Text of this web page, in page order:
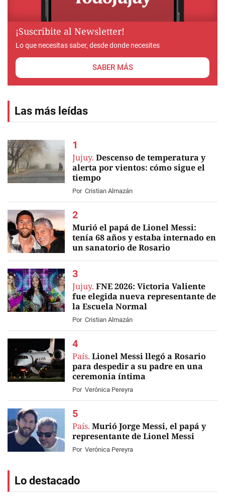
¡Suscribite al Newsletter!
Lo que necesitas saber, desde donde necesites
SABER MÁS
Las más leídas
Jujuy. Descenso de temperatura y
alerta por vientos: cómo sigue el
tiempo
Por Cristian Almazán
EN VIVO
Murió el papá de Lionel Messi:
tenía 68 años y estaba internado en
un sanatorio de Rosario
Jujuy. FNE 2026: Victoria Valiente
fue elegida nueva representante de
la Escuela Normal
Por Cristian Almazán
País. Lionel Messi llegó a Rosario
para despedir a su padre en una
ceremonia íntima
Por Verónica Pereyra
País. Murió Jorge Messi, el papá y
representante de Lionel Messi
Por Verónica Pereyra
Lo destacado